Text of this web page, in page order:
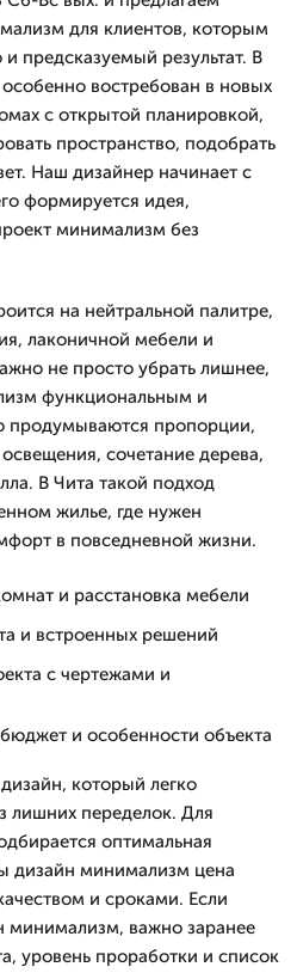
для клиентов, которым
предсказуемый результат. В
востребован в новых
с открытой планировкой,
пространство, подобрать
Наш дизайнер начинает с
формируется идея,
минимализм без
на нейтральной палитре,
лаконичной мебели и
не просто убрать лишнее,
функциональным и
продумываются пропорции,
сочетание дерева,
В Чита такой подход
жилье, где нужен
в повседневной жизни.
и расстановка мебели
и встроенных решений
с чертежами и
и особенности объекта
который легко
лишних переделок. Для
оптимальная
дизайн минимализм цена
и сроками. Если
минимализм, важно заранее
уровень проработки и список